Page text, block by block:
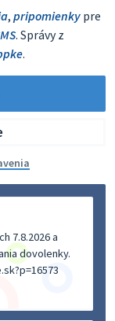
, pripomienky pre
. Správy z
.
7.8.2026 a
dovolenky.